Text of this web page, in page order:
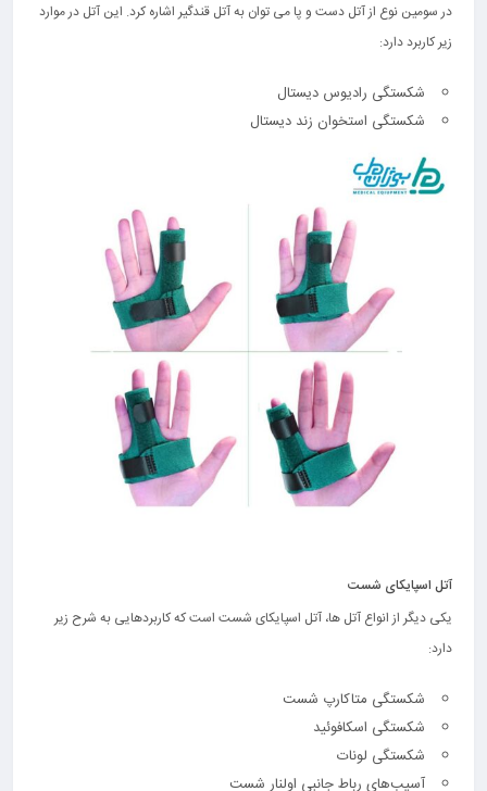
در سومین نوع از آتل دست و پا می توان به آتل قندگیر اشاره کرد. این آتل در موارد
زیر کاربرد دارد:
شکستگی رادیوس دیستال
شکستگی استخوان زند دیستال
آتل اسپایکای شست
یکی دیگر از انواع آتل ها، آتل اسپایکای شست است که کاربردهایی به شرح زیر
دارد:
شکستگی متاکارپ شست
شکستگی اسکافوئید
شکستگی لونات
آسیب‌های رباط جانبی اولنار شست